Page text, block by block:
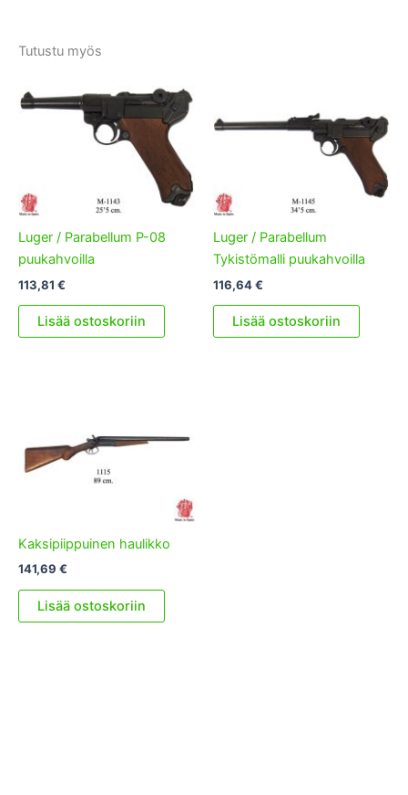
Tutustu myös
Luger / Parabellum P-08
puukahvoilla
113,81 €
Lisää ostoskoriin
Luger / Parabellum
Tykistömalli puukahvoilla
116,64€
Lisää ostoskoriin
Kaksipiippuinen haulikko
141,69 €
Lisää ostoskoriin